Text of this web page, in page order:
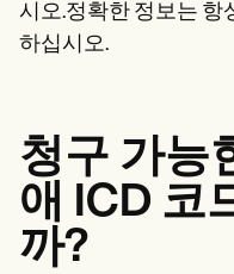
시오.정확한 정보는 항
하십시오.
청구 가능
애 ICD 코
까?